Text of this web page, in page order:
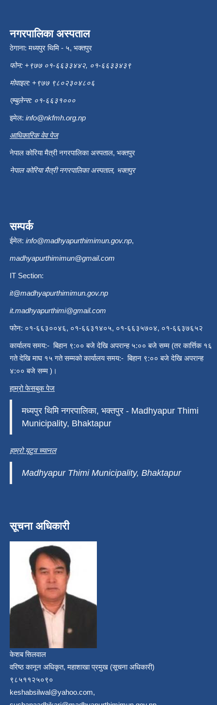
नगरपालिका अस्पताल
ठेगाना: मध्यपुर थिमि - ५, भक्तपुर
फोन: +९७७ ०१-६६३३४४२, ०१-६६३३४३९
मोवाइल: +९७७ ९८०२३०४८०६
एम्बुलेन्स: ०१-६६३१०००
इमेल: info@nkfmh.org.np
आधिकारिक वेव पेज
नेपाल कोरिया मैत्री नगरपालिका अस्पताल, भक्तपुर
नेपाल कोरिया मैत्री नगरपालिका अस्पताल, भक्तपुर
सम्पर्क
ईमेल: info@madhyapurthimimun.gov.np,
madhyapurthimimun@gmail.com
IT Section:
it@madhyapurthimimun.gov.np
it.madhyapurthimi@gmail.com
फोन: ०१-६६३००४६, ०१-६६३१४०५, ०१-६६३५७०४, ०१-६६३७६५२
कार्यालय समय:- बिहान ९:०० बजे देखि अपरान्ह ५:०० बजे सम्म (तर कार्त्तिक १६
गते देखि माघ १५ गते सम्मको कार्यालय समय:- बिहान ९:०० बजे देखि अपरान्ह
४:०० बजे सम्म )।
हाम्रो फेसबुक पेज
मध्यपुर थिमि नगरपालिका, भक्तपुर - Madhyapur Thimi
Municipality, Bhaktapur
हाम्रो यूटुव च्यानल
Madhyapur Thimi Municipality, Bhaktapur
सूचना अधिकारी
केशब सिलवाल
वरिष्ठ कानून अधिकृत, महाशाखा प्रमुख (सूचना अधिकारी)
९८५११२५०९०
keshabsilwal@yahoo.com,